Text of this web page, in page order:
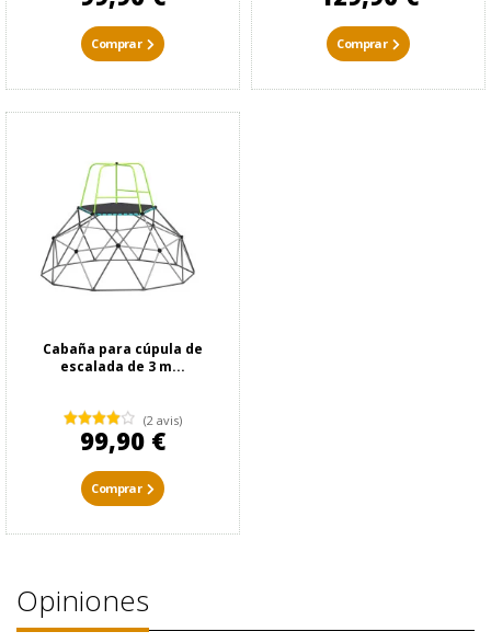
Comprar Comprar
Cabaña para cúpula de
escalada de 3 m...
(2 avis)
99,90 €
Comprar
Opiniones